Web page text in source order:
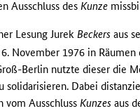
Ausschluss desKunze
Lesung JurekBeckers aus
November 1976 in Räumen
Berlin nutzte dieser die
solidarisieren. Dabei
vom AusschlussKunzes aus